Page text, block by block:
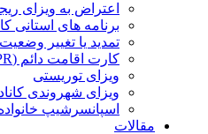
اعتراض به ویزای
برنامه های استانی
تمدید یا تغییر
کارت اقامت دائم (PR)
ویزای توریستی
ویزای شھروندی کانادا
اسپانسرشیپ
مقالات